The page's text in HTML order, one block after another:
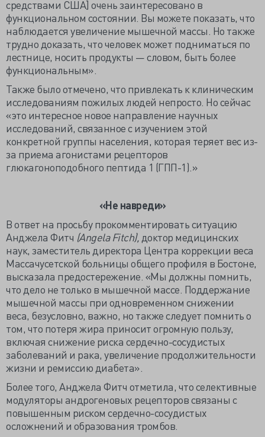
средствами США] очень заинтересовано в
функциональном состоянии. Вы можете показать, что
наблюдается увеличение мышечной массы. Но также
трудно доказать, что человек может подниматься по
лестнице, носить продукты — словом, быть более
функциональным».
Также было отмечено, что привлекать к клиническим
исследованиям пожилых людей непросто. Но сейчас
«это интересное новое направление научных
исследований, связанное с изучением этой
конкретной группы населения, которая теряет вес из-
за приема агонистами рецепторов
глюкагоноподобного пептида 1 (ГПП-1).»
«Не навреди»
В ответ на просьбу прокомментировать ситуацию
Анджела Фитч (Angela Fitch), доктор медицинских
наук, заместитель директора Центра коррекции веса
Массачусетской больницы общего профиля в Бостоне,
высказала предостережение. «Мы должны помнить,
что дело не только в мышечной массе. Поддержание
мышечной массы при одновременном снижении
веса, безусловно, важно, но также следует помнить о
том, что потеря жира приносит огромную пользу,
включая снижение риска сердечно-сосудистых
заболеваний и рака, увеличение продолжительности
жизни и ремиссию диабета».
Более того, Анджела Фитч отметила, что селективные
модуляторы андрогеновых рецепторов связаны с
повышенным риском сердечно-сосудистых
осложнений и образования тромбов.